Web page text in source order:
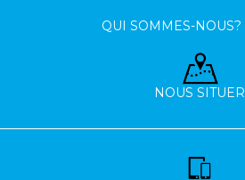
QUI SOMMES-NOUS?
NOUS SITUER